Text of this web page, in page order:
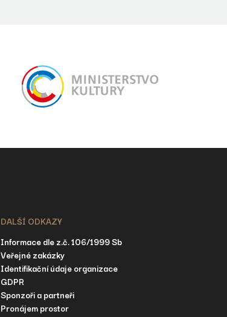
DALŠÍ ODKAZY
Informace dle z.č. 106/1999 Sb
Veřejné zakázky
Identifikační údaje organizace
GDPR
Sponzoři a partneři
Pronájem prostor